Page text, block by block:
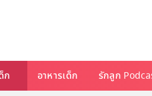
ก อาหารเด็ก รักลูก